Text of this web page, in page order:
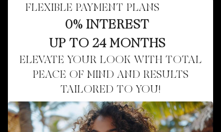
FLEXIBLE PAYMENT PLANS
0% INTEREST
UP TO 24 MONTHS
ELEVATE YOUR LOOK WITH TOTAL
PEACE OF MIND AND RESULTS
TAILORED TO YOU!